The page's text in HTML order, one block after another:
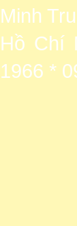
Minh
Hồ Chí
1966 *